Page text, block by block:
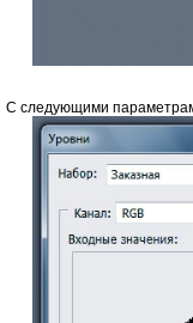
С следующими